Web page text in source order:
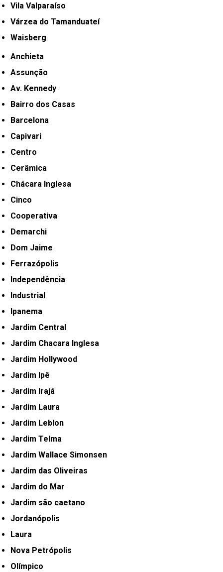
Vila Valparaíso
Várzea do Tamanduateí
Waisberg
Anchieta
Assunção
Av. Kennedy
Bairro dos Casas
Barcelona
Capivari
Centro
Cerâmica
Chácara Inglesa
Cinco
Cooperativa
Demarchi
Dom Jaime
Ferrazópolis
Independência
Industrial
Ipanema
Jardim Central
Jardim Chacara Inglesa
Jardim Hollywood
Jardim Ipê
Jardim Irajá
Jardim Laura
Jardim Leblon
Jardim Telma
Jardim Wallace Simonsen
Jardim das Oliveiras
Jardim do Mar
Jardim são caetano
Jordanópolis
Laura
Nova Petrópolis
Olímpico